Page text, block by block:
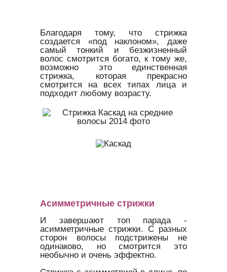
Благодаря тому, что стрижка
создается «под наклоном», даже
самый тонкий и безжизненный
волос смотрится богато, к тому же,
возможно это единственная
стрижка, которая прекрасно
смотрится на всех типах лица и
подходит любому возрасту.
Асимметричные стрижки
И завершают топ парада -
асимметричные стрижки. С разных
сторон волосы подстрижены не
одинаково, но смотрится это
необычно и очень эффектно.